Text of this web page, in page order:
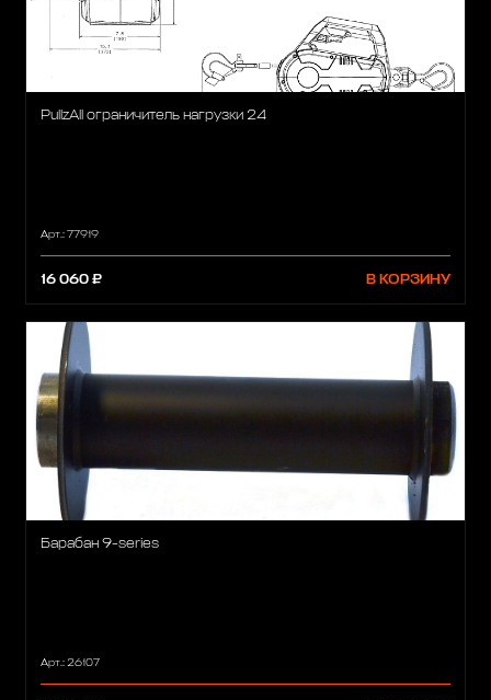
PullzAll ограничитель нагрузки 24
Арт.: 77919
16 060 ₽ В КОРЗИНУ
Барабан 9-series
Арт.: 26107